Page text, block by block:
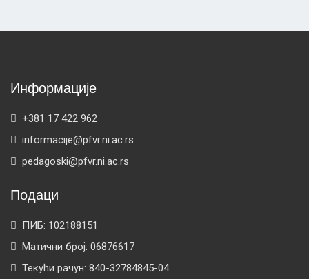
Информације
+381 17 422 962
informacije@pfvr.ni.ac.rs
pedagoski@pfvr.ni.ac.rs
Подаци
ПИБ: 102188151
Матични број: 06876617
Текући рачун: 840-32784845-04